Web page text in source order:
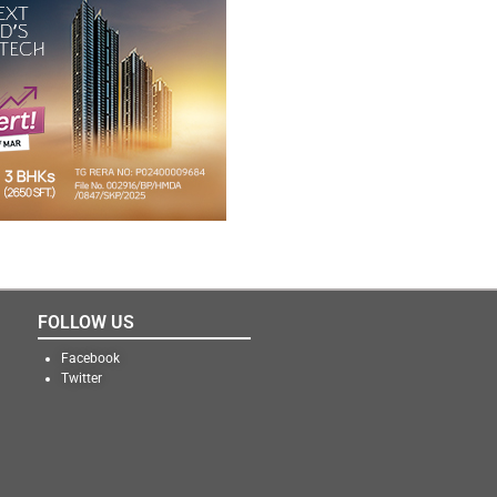
FOLLOW US
Facebook
Twitter